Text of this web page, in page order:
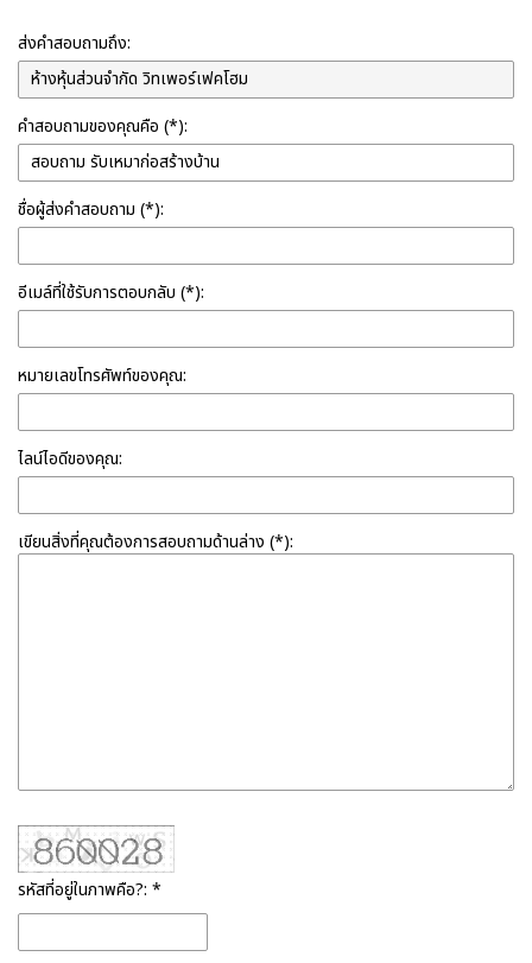
ส่งคำสอบถามถึง:
คำสอบถามของคุณคือ (*):
ชื่อผู้ส่งคำสอบถาม (*):
อีเมล์ที่ใช้รับการตอบกลับ (*):
หมายเลขโทรศัพท์ของคุณ:
ไลน์ไอดีของคุณ:
เขียนสิ่งที่คุณต้องการสอบถามด้านล่าง (*):
รหัสที่อยู่ในภาพคือ?: *